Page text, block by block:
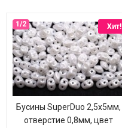
Хит!
Бусины SuperDuo 2,5х5мм,
отверстие 0,8мм, цвет